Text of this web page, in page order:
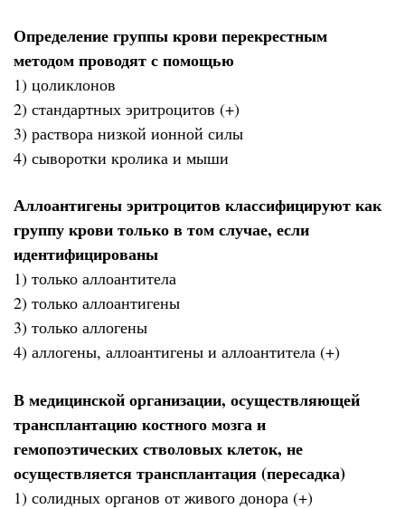
Определение группы крови перекрестным
методом проводят с помощью
1) цоликлонов
2) стандартных эритроцитов (+)
3) раствора низкой ионной силы
4) сыворотки кролика и мыши
Аллоантигены эритроцитов классифицируют как
группу крови только в том случае, если
идентифицированы
1) только аллоантитела
2) только аллоантигены
3) только аллогены
4) аллогены, аллоантигены и аллоантитела (+)
В медицинской организации, осуществляющей
трансплантацию костного мозга и
гемопоэтических стволовых клеток, не
осуществляется трансплантация (пересадка)
1) солидных органов от живого донора (+)